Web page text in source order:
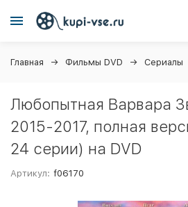
Главная Фильмы DVD Сериалы
Любопытная Варвара
2015-2017, полная
24 серии) на DVD
Артикул: f06170